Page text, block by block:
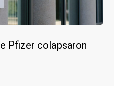
Pfizer colapsaron